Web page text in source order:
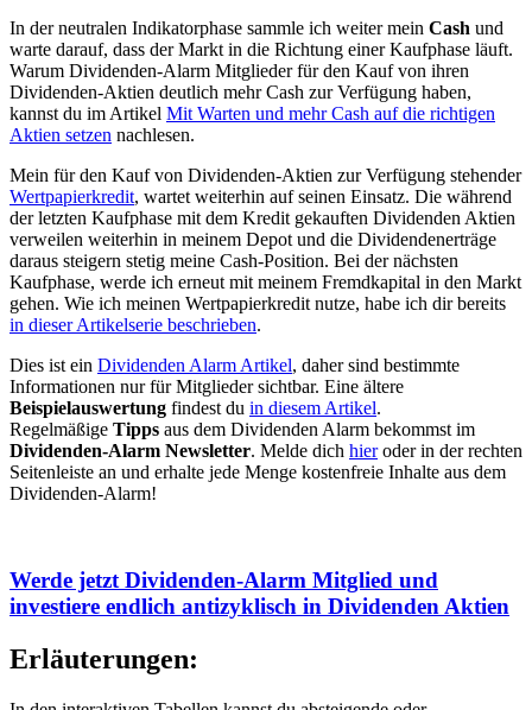
In der neutralen Indikatorphase sammle ich weiter mein Cash und
warte darauf, dass der Markt in die Richtung einer Kaufphase läuft.
Warum Dividenden-Alarm Mitglieder für den Kauf von ihren
Dividenden-Aktien deutlich mehr Cash zur Verfügung haben,
kannst du im Artikel Mit Warten und mehr Cash auf die richtigen
Aktien setzen nachlesen.
Mein für den Kauf von Dividenden-Aktien zur Verfügung stehender
Wertpapierkredit, wartet weiterhin auf seinen Einsatz. Die während
der letzten Kaufphase mit dem Kredit gekauften Dividenden Aktien
verweilen weiterhin in meinem Depot und die Dividendenerträge
daraus steigern stetig meine Cash-Position. Bei der nächsten
Kaufphase, werde ich erneut mit meinem Fremdkapital in den Markt
gehen. Wie ich meinen Wertpapierkredit nutze, habe ich dir bereits
in dieser Artikelserie beschrieben.
Dies ist ein Dividenden Alarm Artikel, daher sind bestimmte
Informationen nur für Mitglieder sichtbar. Eine ältere
Beispielauswertung findest du in diesem Artikel.
Regelmäßige Tipps aus dem Dividenden Alarm bekommst im
Dividenden-Alarm Newsletter. Melde dich hieroder in der rechten
Seitenleiste an und erhalte jede Menge kostenfreie Inhalte aus dem
Dividenden-Alarm!
Werde jetzt Dividenden-Alarm Mitglied und
investiere endlich antizyklisch in Dividenden Aktien
Erläuterungen: